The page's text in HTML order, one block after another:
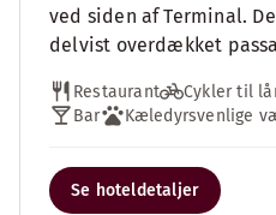
ved siden af Terminal.
delvist overdækket
Restaurant Cykler til
Bar
Kæledyrsvenlige
Se hoteldetaljer